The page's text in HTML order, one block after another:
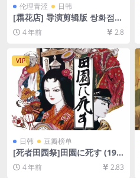
伦理青涩 日韩
[霜花店] 导演剪辑版 쌍화점
(2008)[百度网盘+迅雷云盘资
源1080P超清未删减][MP4/9
GB][韩语中字]
4 年前 2.8
VIP
日韩 豆瓣榜单
[死者田园祭]田園に死す (197
4)[百度网盘+迅雷云盘资源10
80P超清][MP4/6.2GB][日语
4 年前 2.83